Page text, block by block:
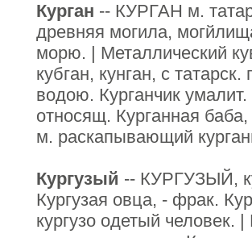
Курган -- КУРГАН м.
древняя могила,
морю. | Металлический
кубган, кунган, с
водою. Курганчик
относящ. Курганная
м. раскапывающий
Кургузый -- КУРГУЗЫЙ,
Кургузая овца, - фрак.
кургузо одетый человек.